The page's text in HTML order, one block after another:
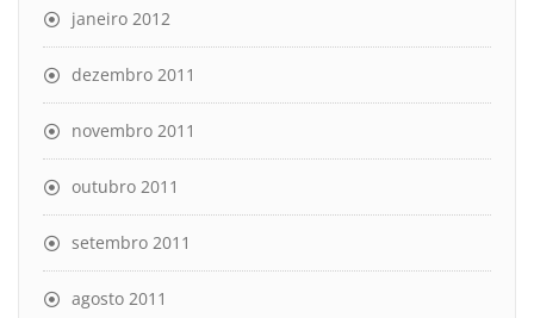
janeiro 2012
dezembro 2011
novembro 2011
outubro 2011
setembro 2011
agosto 2011